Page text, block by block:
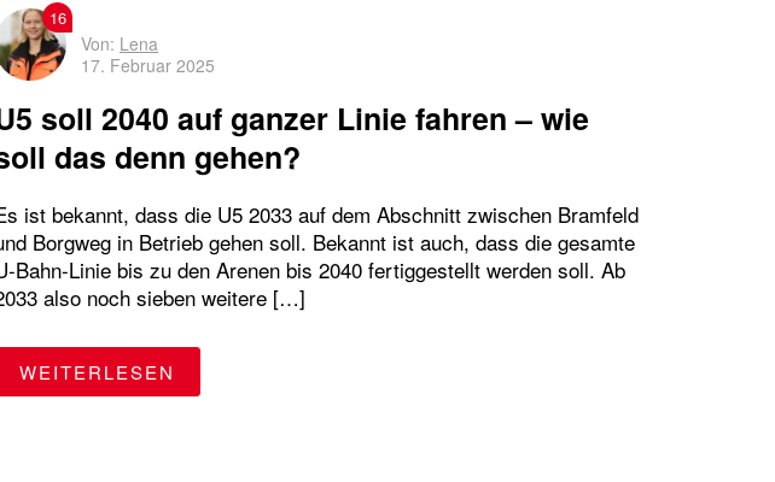
Gleisdreieck
Hamburg
HOCHBAHN
Antriebe
Streckensperrungen
soll 2040 auf ganzer Linie fahren – wie
das denn gehen?
16
Von: Lena
17. Februar 2025
ist bekannt, dass die U5 2033 auf dem Abschnitt zwischen Bramfeld
Borgweg in Betrieb gehen soll. Bekannt ist auch, dass die gesamte
Bahn-Linie bis zu den Arenen bis 2040 fertiggestellt werden soll. Ab
also noch sieben weitere […]
WEITERLESEN